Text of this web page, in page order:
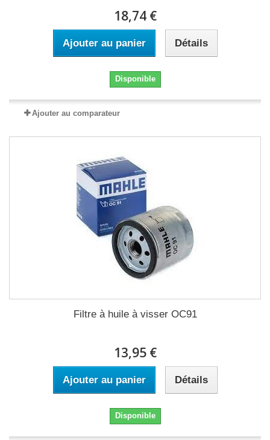
18,74 €
Ajouter au panier Détails
Disponible
Ajouter au comparateur
Filtre à huile à visser OC91
13,95 €
Ajouter au panier Détails
Disponible